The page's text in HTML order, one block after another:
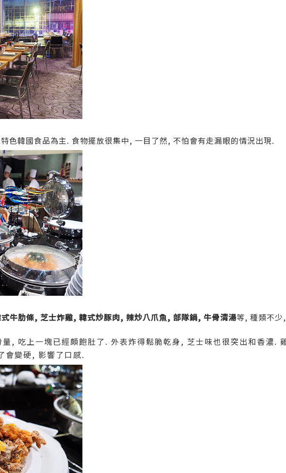
色韓國食品為主. 食物擺放很集中, 一目了然, 不怕會有走漏眼的情況出現.
牛肋條, 芝士炸雞, 韓式炒豚肉, 辣炒八爪魚, 部隊鍋, 牛骨清湯等, 種類不少
, 吃上一塊已經頗飽肚了. 外表炸得鬆脆乾身, 芝士味也很突出和香濃.
會變硬, 影響了口感.